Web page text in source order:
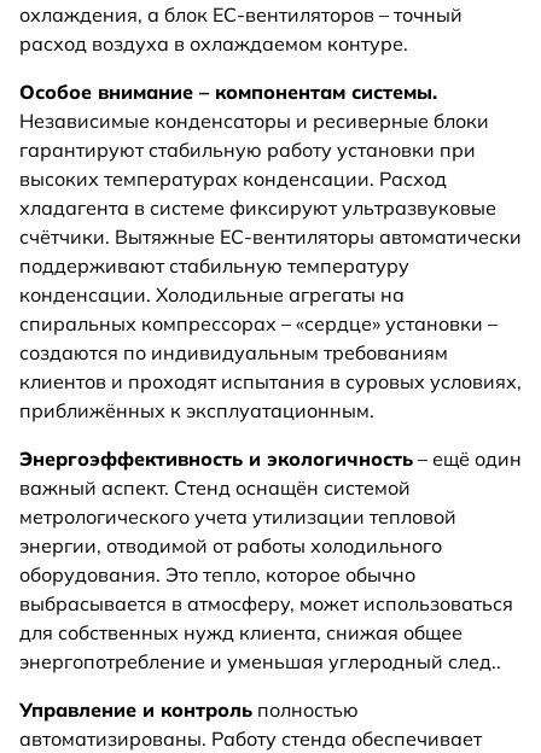
охлаждения, а блок EC-вентиляторов – точный
расход воздуха в охлаждаемом контуре.
Особое внимание – компонентам системы.
Независимые конденсаторы и ресиверные блоки
гарантируют стабильную работу установки при
высоких температурах конденсации. Расход
хладагента в системе фиксируют ультразвуковые
счётчики. Вытяжные EC-вентиляторы автоматически
поддерживают стабильную температуру
конденсации. Холодильные агрегаты на
спиральных компрессорах – «сердце» установки –
создаются по индивидуальным требованиям
клиентов и проходят испытания в суровых условиях,
приближённых к эксплуатационным.
Энергоэффективность и экологичность – ещё один
важный аспект. Стенд оснащён системой
метрологического учета утилизации тепловой
энергии, отводимой от работы холодильного
оборудования. Это тепло, которое обычно
выбрасывается в атмосферу, может использоваться
для собственных нужд клиента, снижая общее
энергопотребление и уменьшая углеродный след..
Управление и контроль полностью
автоматизированы. Работу стенда обеспечивает